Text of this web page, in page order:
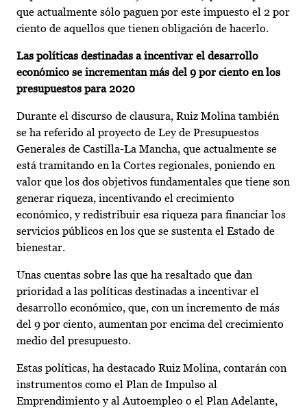
que actualmente sólo paguen por este impuesto el 2 por
ciento de aquellos que tienen obligación de hacerlo.
Las políticas destinadas a incentivar el desarrollo
económico se incrementan más del 9 por ciento en los
presupuestos para 2020
Durante el discurso de clausura, Ruiz Molina también
se ha referido al proyecto de Ley de Presupuestos
Generales de Castilla-La Mancha, que actualmente se
está tramitando en la Cortes regionales, poniendo en
valor que los dos objetivos fundamentales que tiene son
generar riqueza, incentivando el crecimiento
económico, y redistribuir esa riqueza para financiar los
servicios públicos en los que se sustenta el Estado de
bienestar.
Unas cuentas sobre las que ha resaltado que dan
prioridad a las políticas destinadas a incentivar el
desarrollo económico, que, con un incremento de más
del 9 por ciento, aumentan por encima del crecimiento
medio del presupuesto.
Estas políticas, ha destacado Ruiz Molina, contarán con
instrumentos como el Plan de Impulso al
Emprendimiento y al Autoempleo o el Plan Adelante,